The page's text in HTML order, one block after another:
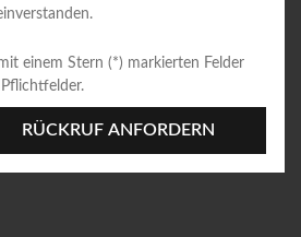
einem Stern (*) markierten Felder
RÜCKRUF ANFORDERN